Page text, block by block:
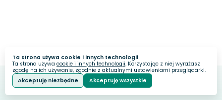
Ta strona używa cookie i innych technologii
Ta strona używa cookie i innych technologii. Korzystając z niej wyrażasz
zgodę na ich używanie, zgodnie z aktualnymi ustawieniami przeglądarki.
Akceptuję niezbędne
Akceptuję wszystkie
Stworzone naWebankieta